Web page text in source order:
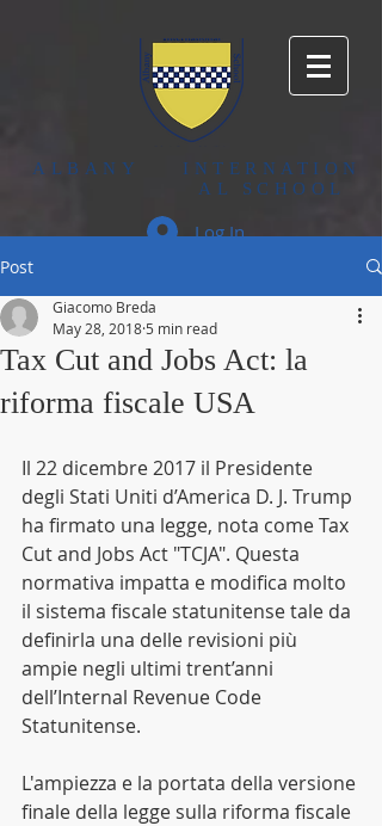
Log In
INTERNATION
AL SCHOOL
ALBANY
Post
Tax Cut and Jobs Act: la
riforma fiscale USA
Giacomo Breda
May 28, 2018 5 min read
Il 22 dicembre 2017 il Presidente
degli Stati Uniti d’America D. J. Trump
ha firmato una legge, nota come Tax
Cut and Jobs Act "TCJA". Questa
normativa impatta e modifica molto
il sistema fiscale statunitense tale da
definirla una delle revisioni più
ampie negli ultimi trent’anni
dell’Internal Revenue Code
Statunitense.
L'ampiezza e la portata della versione
finale della legge sulla riforma fiscale